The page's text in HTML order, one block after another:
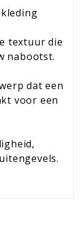
textuur die
nabootst.
dat een
voor een